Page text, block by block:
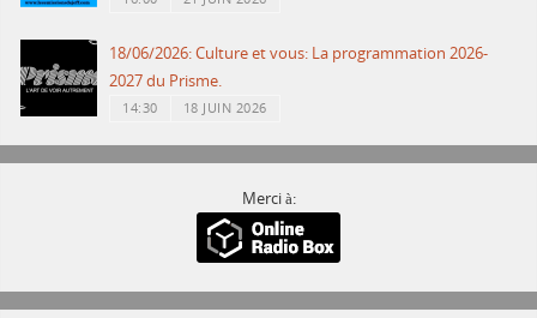
18/06/2026: Culture et vous: La programmation 2026-
2027 du Prisme.
14:30 18 JUIN 2026
Merci à: